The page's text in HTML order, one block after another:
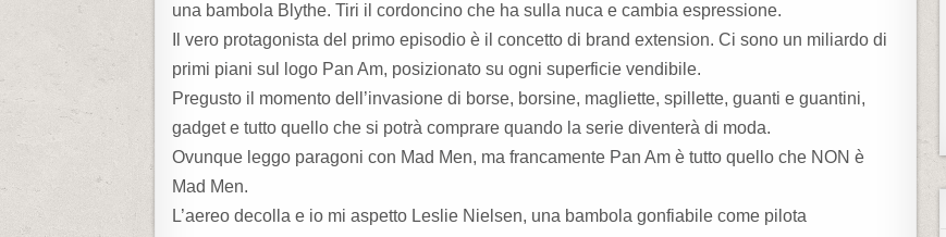
una bambola Blythe. Tiri il cordoncino che ha sulla nuca e cambia espressione.
Il vero protagonista del primo episodio è il concetto di brand extension. Ci sono un miliardo di
primi piani sul logo Pan Am, posizionato su ogni superficie vendibile.
Pregusto il momento dell’invasione di borse, borsine, magliette, spillette, guanti e guantini,
gadget e tutto quello che si potrà comprare quando la serie diventerà di moda.
Ovunque leggo paragoni con Mad Men, ma francamente Pan Am è tutto quello che NON è
Mad Men.
L’aereo decolla e io mi aspetto Leslie Nielsen, una bambola gonfiabile come pilota